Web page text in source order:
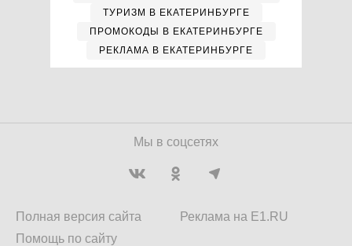
ТУРИЗМ В ЕКАТЕРИНБУРГЕ
ПРОМОКОДЫ В ЕКАТЕРИНБУРГЕ
РЕКЛАМА В ЕКАТЕРИНБУРГЕ
Мы в соцсетях
Полная версия сайта
Помощь по сайту
Реклама на E1.RU